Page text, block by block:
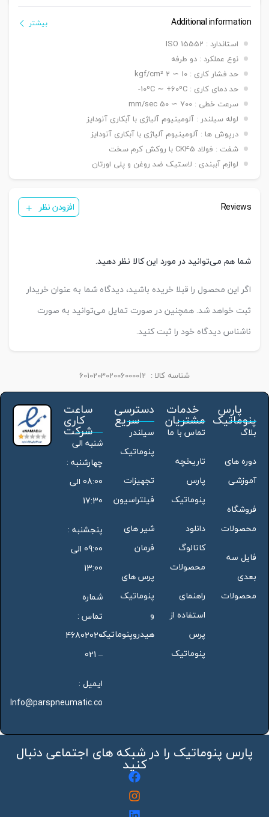
قطر
سیلندر
شفت
ø 25 mm
کورس
از 25 الی 500 میلیمتر
دنده
سرشفت
دنده ماندگی ,دنده نری
بست
قابل
نصب
بست لولایی دوطرفه عقب CAB / بست لولایی سکودار عقب CAS
( ø ۳۲ & ۴۰ mm ) KT05/PH1
( ø ۵۰ & ۱۰۰ mm ) KT09R
Additional information
استاندارد : ISO 15552
نوع عملکرد : دو طرفه
حد فشار کاری : 10 ∼ 2 kgf/cm²
حد دمای کاری : 10ºC ∼ +60ºC-
سرعت خطی : 700 ∼ 50 mm/sec
لوله سیلندر : آلومینیوم آلیاژی با آبکاری آنودایز
درپوش ها : آلومینیوم آلیاژی با آبکاری آنودایز
شفت : فولاد CK45 با روکش کرم سخت
لوازم آببندی : لاستیک ضد روغن و پلی اورتان
بیشتر
Reviews افزودن نظر
شما هم می‌توانید در مورد این کالا نظر دهید.
اگر این محصول را قبلا خریده باشید، دیدگاه شما به عنوان خریدار
ثبت خواهد شد. همچنین در صورت تمایل می‌توانید به صورت
ناشناس دیدگاه خود را ثبت کنید.
شناسه کالا : 601020302006000012
پارس
پنوماتیک
بلاگ
دوره های
آموزشی
فروشگاه
محصولات
فایل سه
بعدی
محصولات
خدمات
مشتریان
تماس با ما
تاریخچه
پارس
پنوماتیک
دانلود
کاتالوگ
محصولات
راهنمای
استفاده از
پرس
پنوماتیک
دسترسی
سریع
سیلندر
پنوماتیک
تجهیزات
فیلتراسیون
شیر های
فرمان
پرس های
پنوماتیک
و
هیدروپنوماتیک
ساعت
کاری
شرکت
شنبه الی
چهارشنبه :
08:00 الی
17:30
پنجشنبه :
09:00 الی
13:00
شماره
تماس :
46802020
– 021
ایمیل :
Info@parspneumatic.co
پارس پنوماتیک را در شبکه های اجتماعی دنبال
کنید